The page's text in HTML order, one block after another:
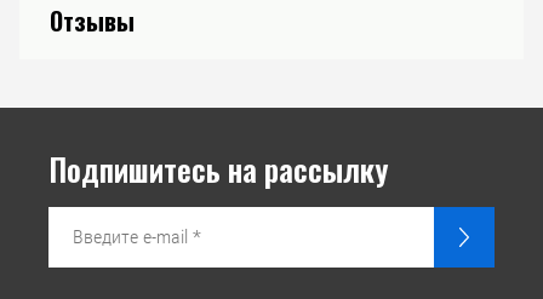
Отзывы
Подпишитесь на рассылку